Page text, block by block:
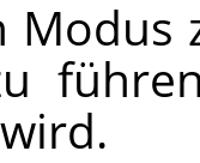
Modus